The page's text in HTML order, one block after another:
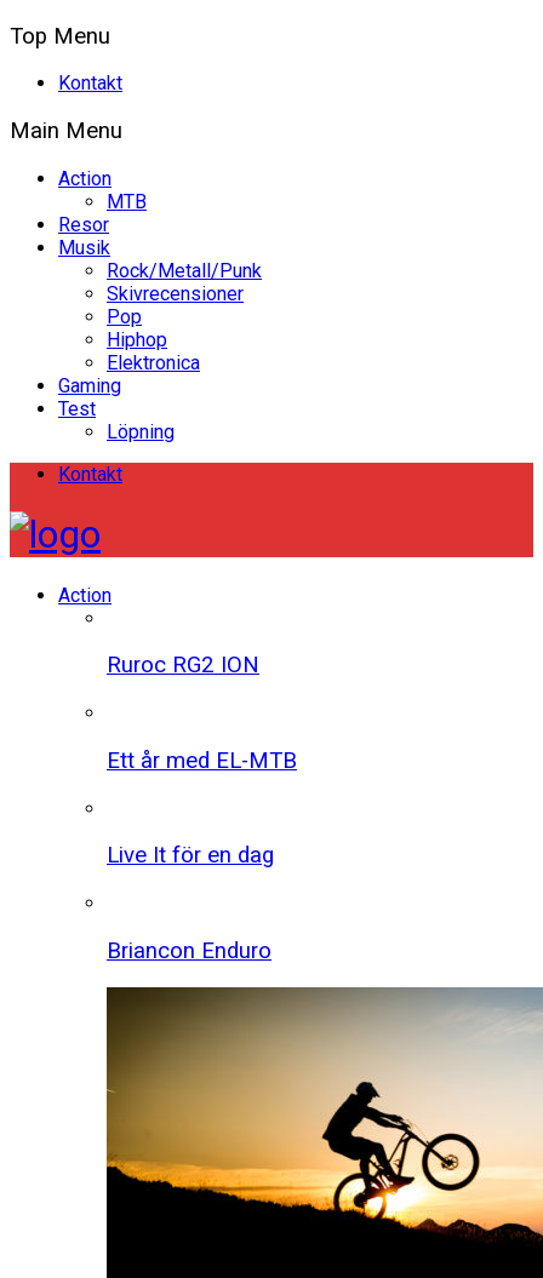
Top Menu
Kontakt
Main Menu
Action
MTB
Resor
Musik
Rock/Metall/Punk
Skivrecensioner
Pop
Hiphop
Elektronica
Gaming
Test
Löpning
Kontakt
Action
Ruroc RG2 ION
Ett år med EL-MTB
Live It för en dag
Briancon Enduro